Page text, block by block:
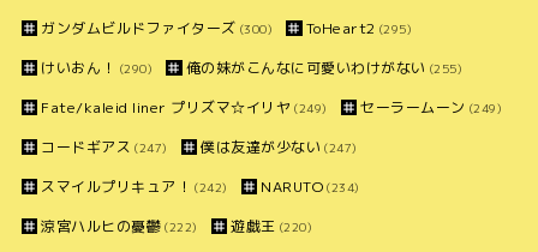
ガンダムビルドファイターズ (300) ToHeart2 (295)
けいおん！ (290) 俺の妹がこんなに可愛いわけがない (255)
Fate/kaleid liner プリズマ☆イリヤ (249) セーラームーン (249)
コードギアス (247) 僕は友達が少ない (247)
スマイルプリキュア！ (242) NARUTO (234)
涼宮ハルヒの憂鬱 (222) 遊戯王 (220)